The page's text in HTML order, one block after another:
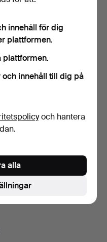
innehåll för dig
plattformen.
plattformen.
innehåll till dig på
och hantera
alla